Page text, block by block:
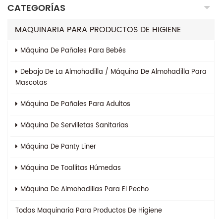
CATEGORÍAS
MAQUINARIA PARA PRODUCTOS DE HIGIENE
Máquina De Pañales Para Bebés
Debajo De La Almohadilla / Máquina De Almohadilla Para
Mascotas
Máquina De Pañales Para Adultos
Máquina De Servilletas Sanitarias
Máquina De Panty Liner
Máquina De Toallitas Húmedas
Máquina De Almohadillas Para El Pecho
Todas Maquinaria Para Productos De Higiene